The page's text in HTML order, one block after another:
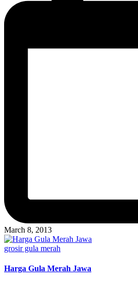
March 8, 2013
Posted
grosir gula merah
Harga Gula Merah Jawa